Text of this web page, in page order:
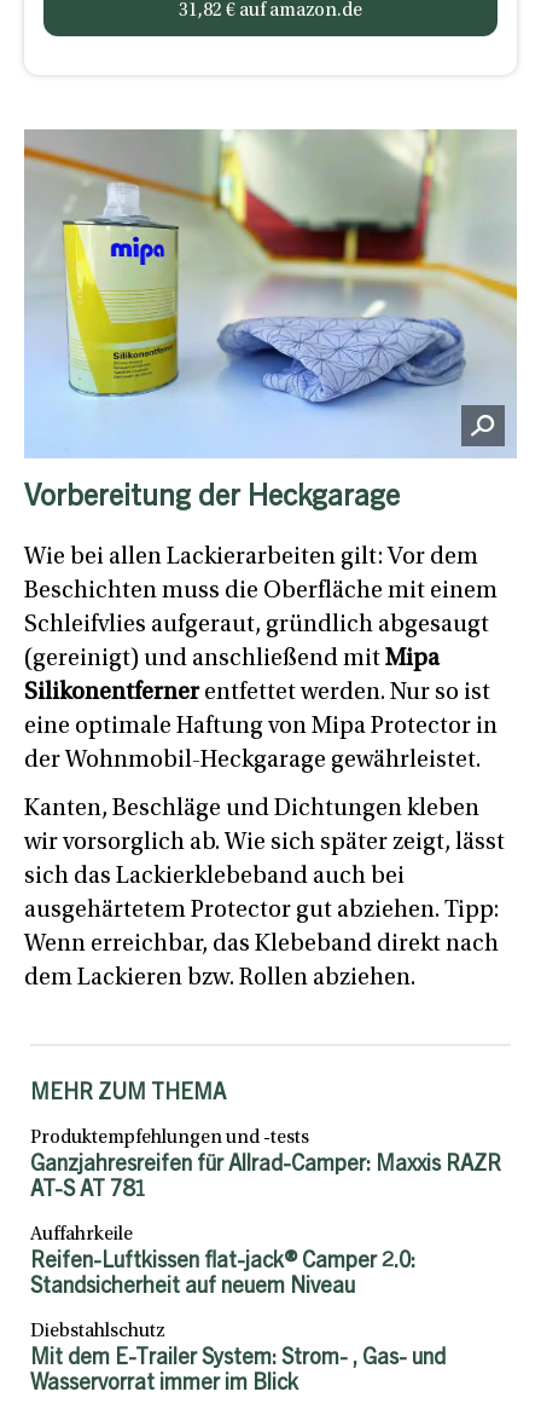
31,82 € auf amazon.de
Vorbereitung der Heckgarage
Wie bei allen Lackierarbeiten gilt: Vor dem
Beschichten muss die Oberfläche mit einem
Schleifvlies aufgeraut, gründlich abgesaugt
(gereinigt) und anschließend mit Mipa
Silikonentfernerentfettet werden. Nur so ist
eine optimale Haftung von Mipa Protector in
der Wohnmobil-Heckgarage gewährleistet.
Kanten, Beschläge und Dichtungen kleben
wir vorsorglich ab. Wie sich später zeigt, lässt
sich das Lackierklebeband auch bei
ausgehärtetem Protector gut abziehen. Tipp:
Wenn erreichbar, das Klebeband direkt nach
dem Lackieren bzw. Rollen abziehen.
MEHR ZUM THEMA
Produktempfehlungen und -tests
Ganzjahresreifen für Allrad-Camper: Maxxis RAZR
AT-S AT 781
Auffahrkeile
Reifen-Luftkissen flat-jack® Camper 2.0:
Standsicherheit auf neuem Niveau
Diebstahlschutz
Mit dem E-Trailer System: Strom- , Gas- und
Wasservorrat immer im Blick